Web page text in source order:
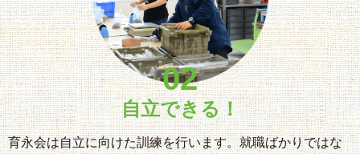
02
自立できる！
育永会は自立に向けた訓練を行います。就職ばかりではな